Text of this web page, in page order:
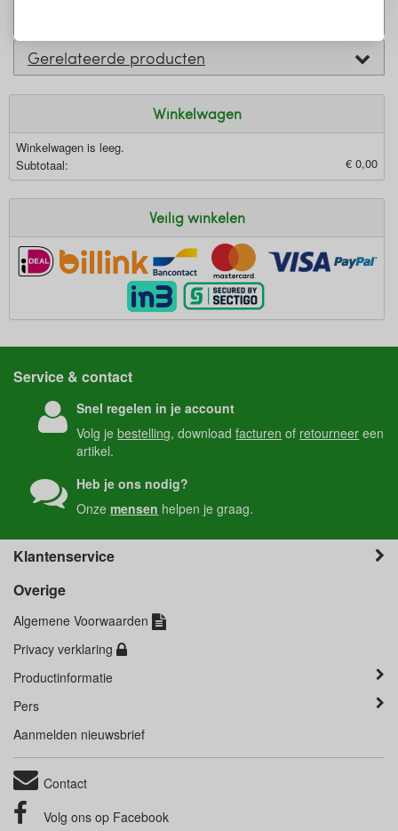
Gerelateerde producten
Winkelwagen
Winkelwagen is leeg.
Subtotaal:
€ 0,00
Veilig winkelen
Service & contact
Snel regelen in je account
Volg jebestelling, downloadfacturen of retourneer een
artikel.
Heb je ons nodig?
Onzemensen helpen je graag.
Klantenservice
Overige
Algemene Voorwaarden
Privacy verklaring
Productinformatie
Pers
Aanmelden nieuwsbrief
Contact
Volg ons op Facebook